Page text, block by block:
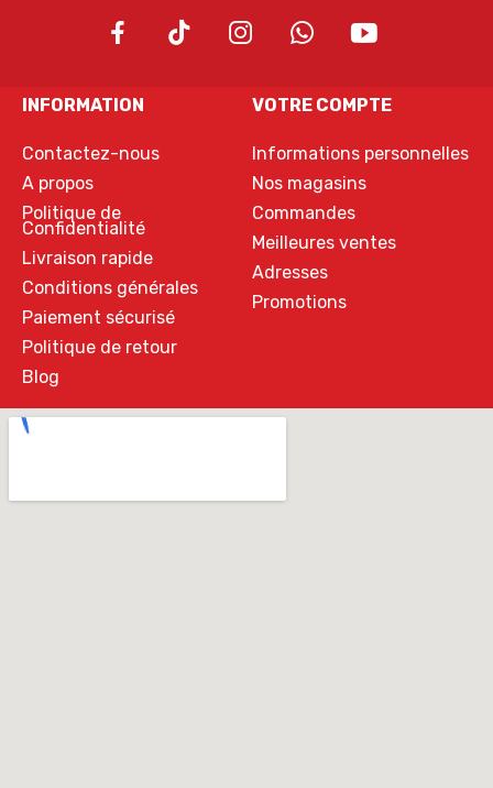
INFORMATION
Contactez-nous
A propos
Politique de
Confidentialité
Livraison rapide
Conditions générales
Paiement sécurisé
Politique de retour
Blog
VOTRE COMPTE
Informations personnelles
Nos magasins
Commandes
Meilleures ventes
Adresses
Promotions